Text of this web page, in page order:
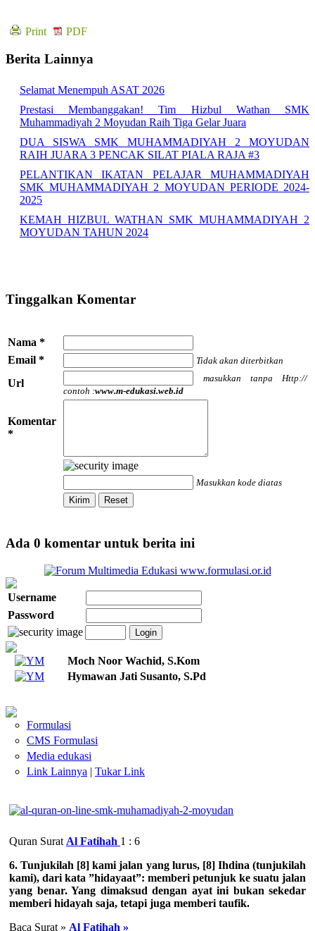
Print PDF
Berita Lainnya
Selamat Menempuh ASAT 2026
Prestasi Membanggakan! Tim Hizbul Wathan SMK
Muhammadiyah 2 Moyudan Raih Tiga Gelar Juara
DUA SISWA SMK MUHAMMADIYAH 2 MOYUDAN
RAIH JUARA 3 PENCAK SILAT PIALA RAJA #3
PELANTIKAN IKATAN PELAJAR MUHAMMADIYAH
SMK MUHAMMADIYAH 2 MOYUDAN PERIODE 2024-
2025
KEMAH HIZBUL WATHAN SMK MUHAMMADIYAH 2
MOYUDAN TAHUN 2024
Tinggalkan Komentar
Nama *
Email *
Tidak akan diterbitkan
Url
masukkan tanpa Http://
contoh :www.m-edukasi.web.id
Komentar
*
Masukkan kode diatas
Ada 0 komentar untuk berita ini
Username
Password
Moch Noor Wachid, S.Kom
Hymawan Jati Susanto, S.Pd
Formulasi
CMS Formulasi
Media edukasi
Link Lainnya | Tukar Link
Quran Surat Al Fatihah 1 : 6
6. Tunjukilah [8] kami jalan yang lurus, [8] Ihdina (tunjukilah
kami), dari kata ”hidayaat”: memberi petunjuk ke suatu jalan
yang benar. Yang dimaksud dengan ayat ini bukan sekedar
memberi hidayah saja, tetapi juga memberi taufik.
Baca Surat » Al Fatihah »